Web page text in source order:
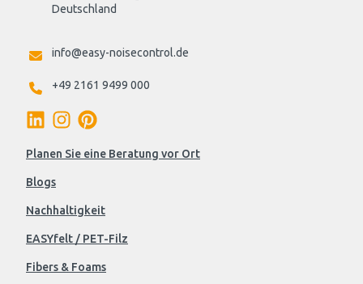
Deutschland
info@easy-noisecontrol.de
+49 2161 9499 000
Planen Sie eine Beratung vor Ort
Blogs
Nachhaltigkeit
EASYfelt / PET-Filz
Fibers & Foams